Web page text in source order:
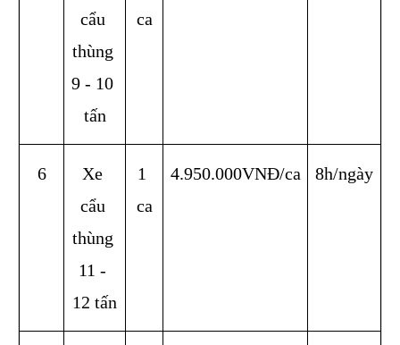
cẩu
thùng
9 - 10
tấn
ca
6
Xe
cẩu
thùng
11 -
12 tấn
1
ca
4.950.000VNĐ/ca 8h/ngày